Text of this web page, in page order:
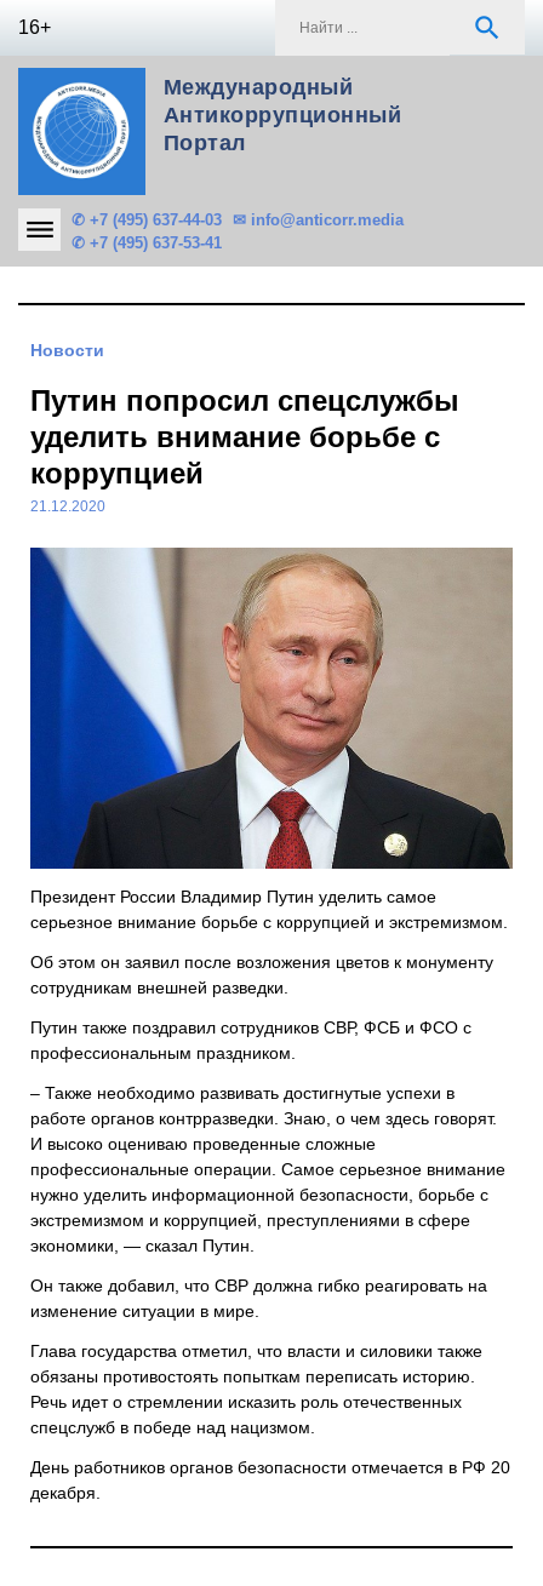
16+ search
Международный
Антикоррупционный
Портал
✆ +7 (495) 637-44-03
✆ +7 (495) 637-53-41
✉ info@anticorr.media
Новости
Путин попросил спецслужбы
уделить внимание борьбе с
коррупцией
21.12.2020
Президент России Владимир Путин уделить самое
серьезное внимание борьбе с коррупцией и экстремизмом.
Об этом он заявил после возложения цветов к монументу
сотрудникам внешней разведки.
Путин также поздравил сотрудников СВР, ФСБ и ФСО с
профессиональным праздником.
– Также необходимо развивать достигнутые успехи в
работе органов контрразведки. Знаю, о чем здесь говорят.
И высоко оцениваю проведенные сложные
профессиональные операции. Самое серьезное внимание
нужно уделить информационной безопасности, борьбе с
экстремизмом и коррупцией, преступлениями в сфере
экономики, — сказал Путин.
Он также добавил, что СВР должна гибко реагировать на
изменение ситуации в мире.
Глава государства отметил, что власти и силовики также
обязаны противостоять попыткам переписать историю.
Речь идет о стремлении исказить роль отечественных
спецслужб в победе над нацизмом.
День работников органов безопасности отмечается в РФ 20
декабря.